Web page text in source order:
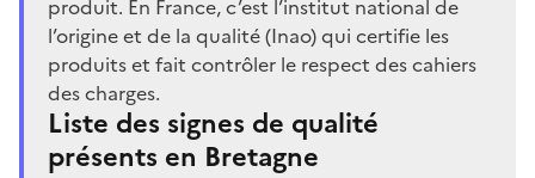
produit. En France, c’est l’institut national de
l’origine et de la qualité (Inao) qui certifie les
produits et fait contrôler le respect des cahiers
des charges.
Liste des signes de qualité
présents en Bretagne